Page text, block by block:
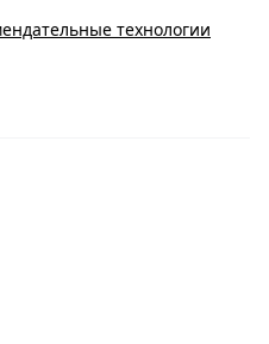
технологии